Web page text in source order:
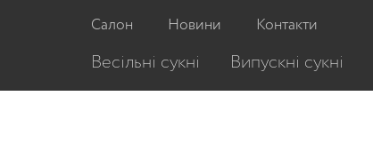
Салон Новини Контакти
Весільні сукні Випускні сукні